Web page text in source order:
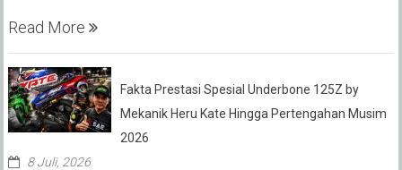
Read More
Fakta Prestasi Spesial Underbone 125Z by
Mekanik Heru Kate Hingga Pertengahan Musim
2026
8 Juli, 2026